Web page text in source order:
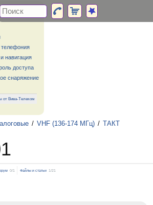
телефония
навигация
доступа
снаряжение
от Вива-Телеком
/ VHF (136-174 МГц) / ТАКТ
0/1 Файлы и статьи 1/21